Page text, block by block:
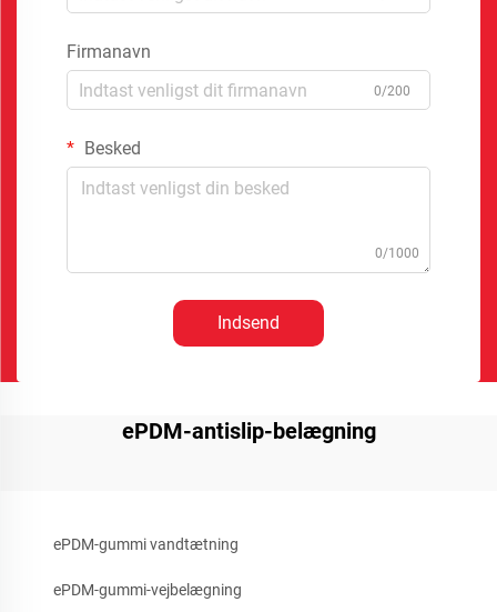
Firmanavn
0/200
Besked
0/1000
Indsend
ePDM-antislip-belægning
ePDM-gummi vandtætning
ePDM-gummi-vejbelægning